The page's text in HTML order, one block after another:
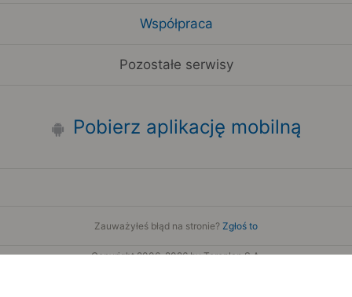
Współpraca
Pozostałe serwisy
Pobierz aplikację mobilną
Zauważyłeś błąd na stronie? Zgłoś to
Copyright 2006-2026 by Teroplan S.A.